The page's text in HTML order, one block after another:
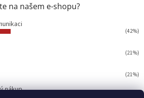
na našem e-shopu?
(42%)
(21%)
(21%)
nákup